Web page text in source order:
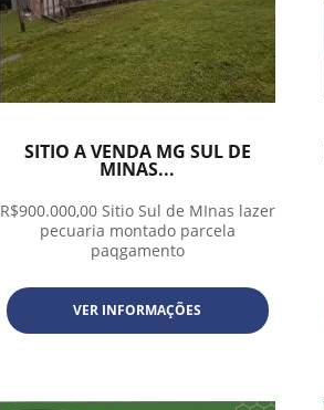
SITIO A VENDA MG SUL DE
MINAS...
R$900.000,00 Sitio Sul de MInas lazer
pecuaria montado parcela
paqgamento
VER INFORMAÇÕES